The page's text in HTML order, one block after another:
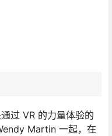
过 VR 的力量体验的
Martin 一起，在